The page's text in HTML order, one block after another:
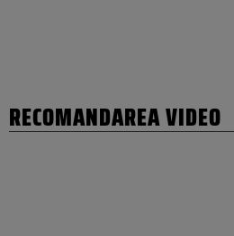
RECOMANDAREA VIDEO